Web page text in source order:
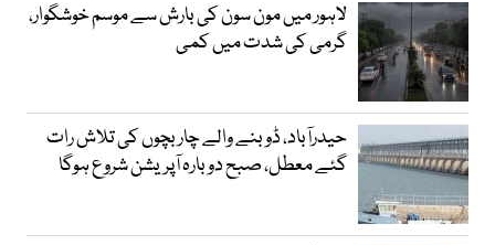
لاہور میں مون سون کی بارش سے موسم خوشگوار،
گرمی کی شدت میں کمی
حیدرآباد، ڈوبنے والے چار بچوں کی تلاش رات
گئے معطل، صبح دوبارہ آپریشن شروع ہوگا